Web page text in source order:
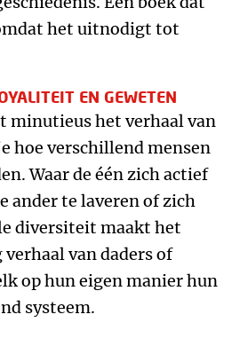
het uitnodigt tot
EN GEWETEN
minutieus het verhaal van
hoe verschillend mensen
Waar de één zich actief
ander te laveren of zich
diversiteit maakt het
van daders of
op hun eigen manier hun
systeem.